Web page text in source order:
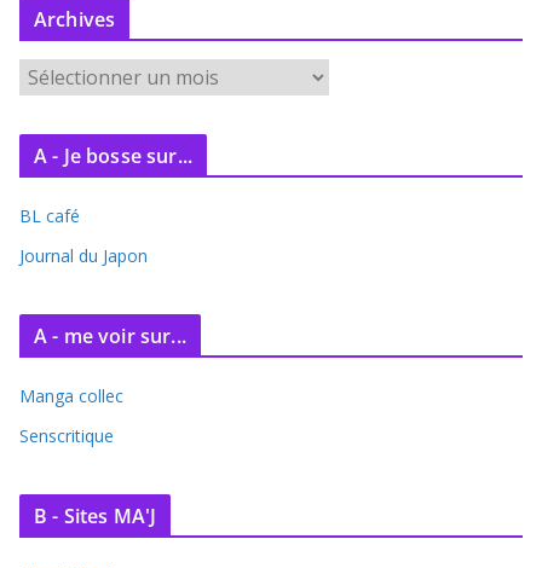
Archives
r
c
v
e
A - Je bosse sur...
BL café
Journal du Japon
A - me voir sur...
Manga collec
Senscritique
B - Sites MA'J